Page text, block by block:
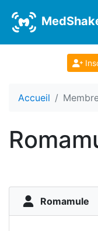
Accueil
Romamule